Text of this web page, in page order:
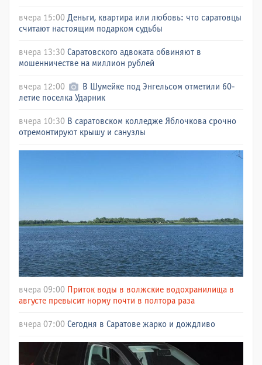
вчера 15:00 Деньги, квартира или любовь: что саратовцы
считают настоящим подарком судьбы
вчера 13:30 Саратовского адвоката обвиняют в
мошенничестве на миллион рублей
вчера 12:00
В Шумейке под Энгельсом отметили 60-
летие поселка Ударник
вчера 10:30 В саратовском колледже Яблочкова срочно
отремонтируют крышу и санузлы
вчера 09:00 Приток воды в волжские водохранилища в
августе превысит норму почти в полтора раза
вчера 07:00 Сегодня в Саратове жарко и дождливо